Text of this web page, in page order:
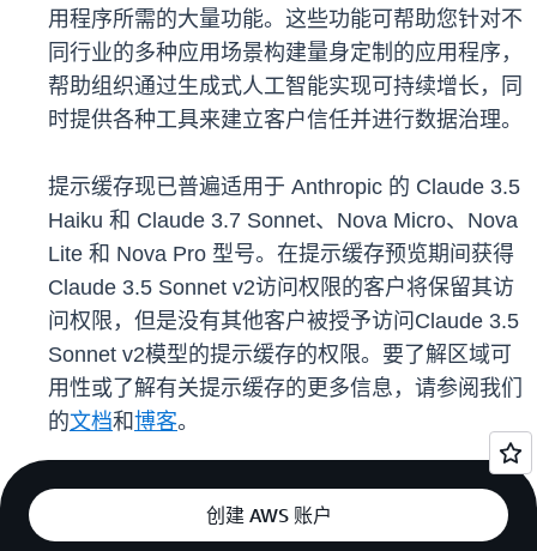
用程序所需的大量功能。这些功能可帮助您针对不
同行业的多种应用场景构建量身定制的应用程序，
帮助组织通过生成式人工智能实现可持续增长，同
时提供各种工具来建立客户信任并进行数据治理。
提示缓存现已普遍适用于 Anthropic 的 Claude 3.5
Haiku 和 Claude 3.7 Sonnet、Nova Micro、Nova
Lite 和 Nova Pro 型号。在提示缓存预览期间获得
Claude 3.5 Sonnet v2访问权限的客户将保留其访
问权限，但是没有其他客户被授予访问Claude 3.5
Sonnet v2模型的提示缓存的权限。要了解区域可
用性或了解有关提示缓存的更多信息，请参阅我们
的文档和博客。
创建 AWS 账户